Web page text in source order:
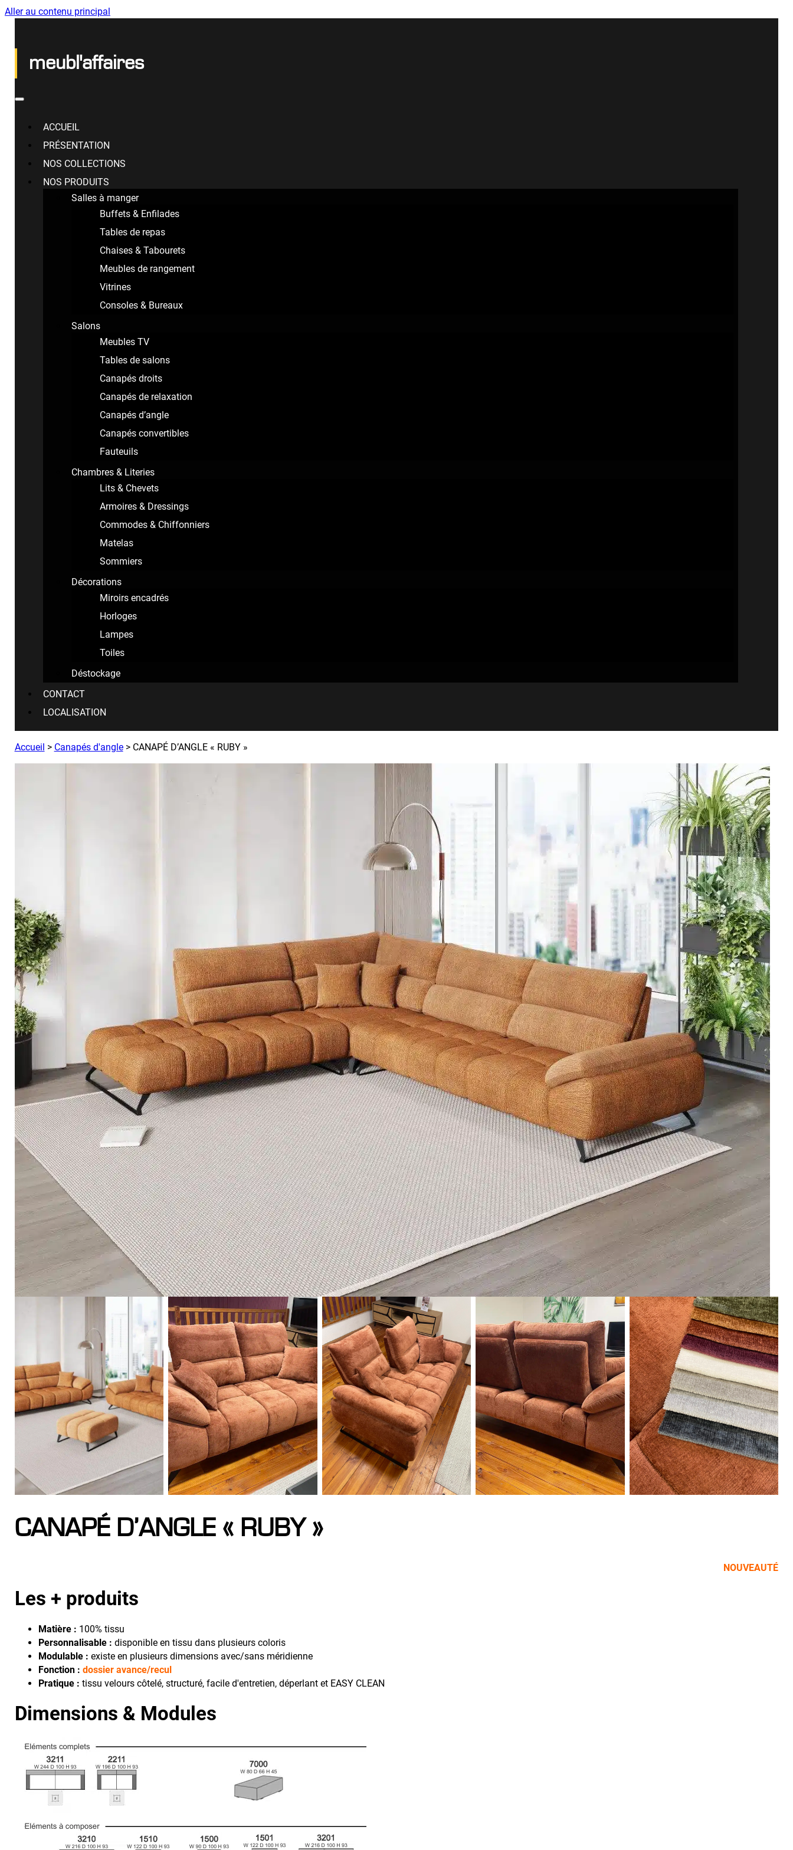
Aller au contenu principal
meubl'affaires
ACCUEIL
PRÉSENTATION
NOS COLLECTIONS
NOS PRODUITS
Salles à manger
Buffets & Enfilades
Tables de repas
Chaises & Tabourets
Meubles de rangement
Vitrines
Consoles & Bureaux
Salons
Meubles TV
Tables de salons
Canapés droits
Canapés de relaxation
Canapés d’angle
Canapés convertibles
Fauteuils
Chambres & Literies
Lits & Chevets
Armoires & Dressings
Commodes & Chiffonniers
Matelas
Sommiers
Décorations
Miroirs encadrés
Horloges
Lampes
Toiles
Déstockage
CONTACT
LOCALISATION
Accueil > Canapés d'angle> CANAPÉ D’ANGLE « RUBY »
CANAPÉ D’ANGLE « RUBY »
NOUVEAUTÉ
Les + produits
Matière : 100% tissu
Personnalisable : disponible en tissu dans plusieurs coloris
Modulable : existe en plusieurs dimensions avec/sans méridienne
Fonction : dossier avance/recul
Pratique : tissu velours côtelé, structuré, facile d'entretien, déperlant et EASY CLEAN
Dimensions & Modules